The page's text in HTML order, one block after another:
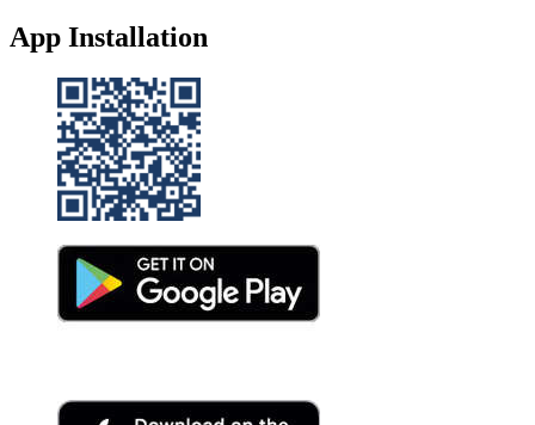
App Installation